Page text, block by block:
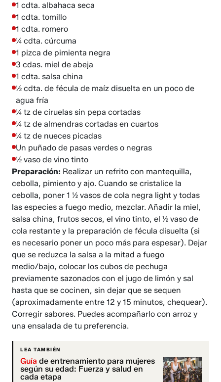
1 cdta. albahaca seca
1 cdta. tomillo
1 cdta. romero
¼ cdta. cúrcuma
1 pizca de pimienta negra
3 cdas. miel de abeja
1 cdta. salsa china
½ cdta. de fécula de maíz disuelta en un poco de
agua fría
¼ tz de ciruelas sin pepa cortadas
¼ tz de almendras cortadas en cuartos
¼ tz de nueces picadas
Un puñado de pasas verdes o negras
½ vaso de vino tinto
Preparación: Realizar un refrito con mantequilla,
cebolla, pimiento y ajo. Cuando se cristalice la
cebolla, poner 1 ½ vasos de cola negra light y todas
las especies a fuego medio, mezclar. Añadir la miel,
salsa china, frutos secos, el vino tinto, el ½ vaso de
cola restante y la preparación de fécula disuelta (si
es necesario poner un poco más para espesar). Dejar
que se reduzca la salsa a la mitad a fuego
medio/bajo, colocar los cubos de pechuga
previamente sazonados con el jugo de limón y sal
hasta que se cocinen, sin dejar que se sequen
(aproximadamente entre 12 y 15 minutos, chequear).
Corregir sabores. Puedes acompañarlo con arroz y
una ensalada de tu preferencia.
LEA TAMBIÉN
Guía de entrenamiento para mujeres
según su edad: Fuerza y salud en
cada etapa